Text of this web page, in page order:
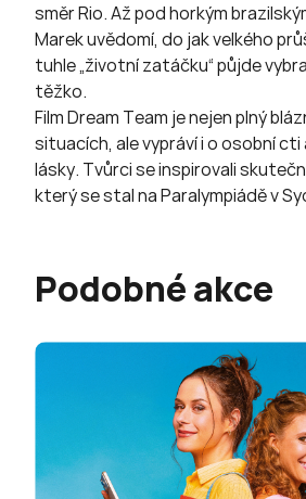
směr Rio. Až pod horkým
Marek uvědomí, do jak velkého
tuhle „životní zatáčku“ půjde
těžko.
Film Dream Team je nejen plný
situacích, ale vypráví i o osobní
lásky. Tvůrci se inspirovali
který se stal na Paralympiádě v
Podobné akce